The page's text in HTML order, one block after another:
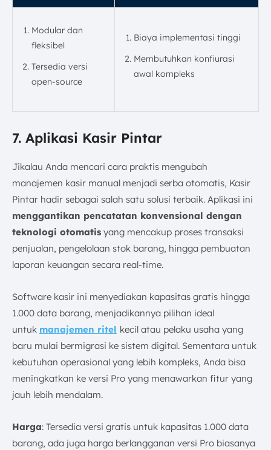
Modular dan
fleksibel
Tersedia versi
open-source
Biaya implementasi tinggi
Membutuhkan konfiurasi
awal kompleks
7. Aplikasi Kasir Pintar
Jikalau Anda mencari cara praktis mengubah
manajemen kasir manual menjadi serba otomatis, Kasir
Pintar hadir sebagai salah satu solusi terbaik. Aplikasi ini
menggantikan pencatatan konvensional dengan
teknologi otomatis yang mencakup proses transaksi
penjualan, pengelolaan stok barang, hingga pembuatan
laporan keuangan secara real-time.
Software kasir ini menyediakan kapasitas gratis hingga
1.000 data barang, menjadikannya pilihan ideal
untuk manajemen ritel kecil atau pelaku usaha yang
baru mulai bermigrasi ke sistem digital. Sementara untuk
kebutuhan operasional yang lebih kompleks, Anda bisa
meningkatkan ke versi Pro yang menawarkan fitur yang
jauh lebih mendalam.
Harga: Tersedia versi gratis untuk kapasitas 1.000 data
barang, ada juga harga berlangganan versi Pro biasanya